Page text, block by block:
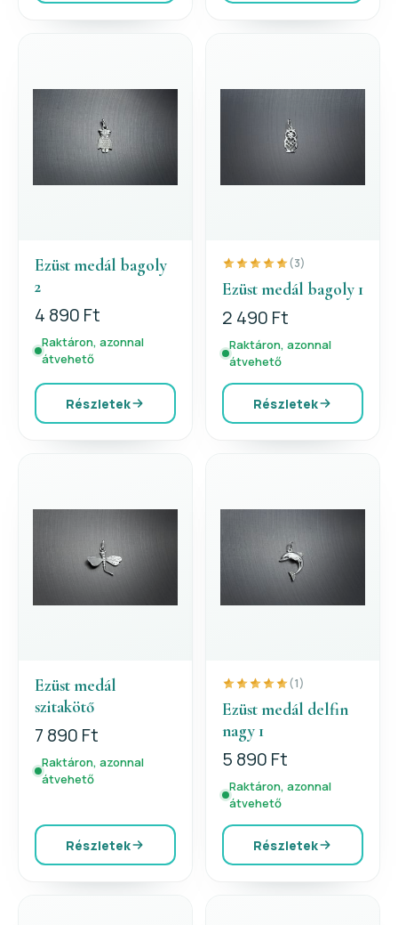
Ezüst medál bagoly
2
4 890 Ft
Raktáron, azonnal
átvehető
Részletek
(3)
Ezüst medál bagoly 1
2 490 Ft
Raktáron, azonnal
átvehető
Részletek
Ezüst medál
szitakötő
7 890 Ft
Raktáron, azonnal
átvehető
Részletek
(1)
Ezüst medál delfin
nagy 1
5 890 Ft
Raktáron, azonnal
átvehető
Részletek